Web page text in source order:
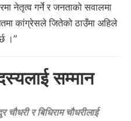
नेतृत्व गर्ने र जनताको सवालमा
कांग्रेसले जितेको ठाउँमा अहिले
।’’
सम्मान
र बिधिराम चौधरीलाई